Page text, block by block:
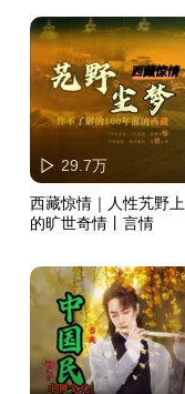
29.7万
西藏惊情｜人性艽野上
的旷世奇情丨言情